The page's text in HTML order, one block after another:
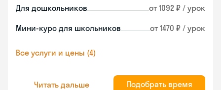
Для дошкольников от 1092 ₽ / урок
Мини-курс для школьников от 1470 ₽ / урок
Все услуги и цены (4)
Читать дальше Подобрать время